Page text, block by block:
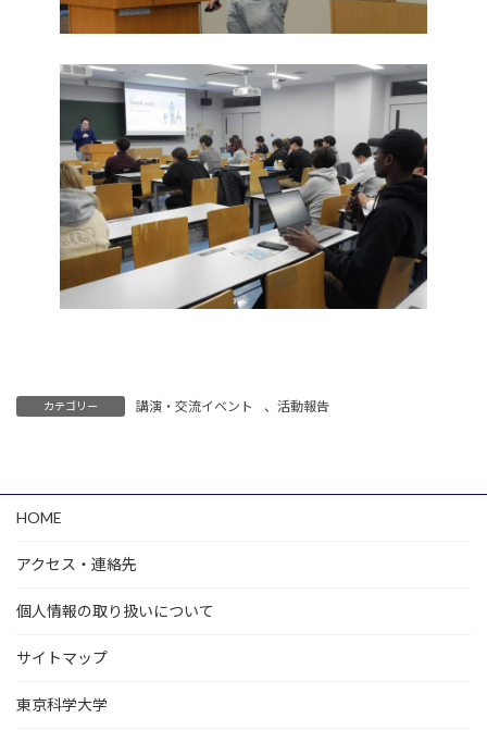
カテゴリー 講演・交流イベント 、 活動報告
HOME
アクセス・連絡先
個人情報の取り扱いについて
サイトマップ
東京科学大学